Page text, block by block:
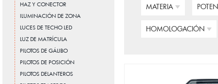
HAZ Y CONECTOR
ILUMINACIÓN DE ZONA
LUCES DE TECHO LED
LUZ DE MATRÍCULA
PILOTOS DE GÁLIBO
PILOTOS DE POSICIÓN
PILOTOS DELANTEROS
MATERIA
HOMOLOGACIÓN